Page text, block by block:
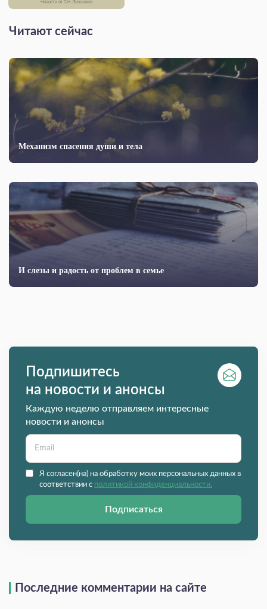
Читают сейчас
Механизм спасения души и тела
И слезы и радость от проблем в семье
Подпишитесь
на новости и анонсы
Каждую неделю отправляем интересные
новости и анонсы
Я согласен(на) на обработку моих персональных данных в
соответствии с политикой конфиденциальности.
Подписаться
Последние комментарии на сайте